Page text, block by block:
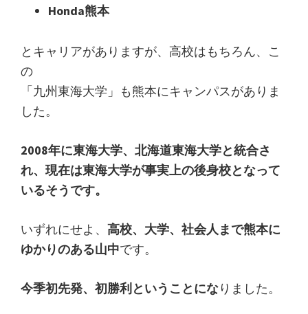
Honda熊本
とキャリアがありますが、高校はもちろん、こ
の
「九州東海大学」も熊本にキャンパスがありま
した。
2008年に東海大学、北海道東海大学と統合さ
れ、現在は東海大学が事実上の後身校となって
いるそうです。
いずれにせよ、 高校、大学、社会人まで熊本に
ゆかりのある山中です。
今季初先発、初勝利ということになりました。